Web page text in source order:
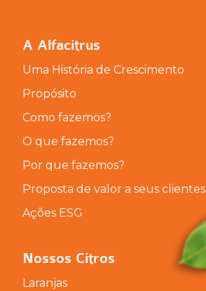
A Alfacitrus
Uma História de Crescimento
Propósito
Como fazemos?
O que fazemos?
Por que fazemos?
Proposta de valor a seus clientes
Ações ESG
Nossos Citros
Laranjas